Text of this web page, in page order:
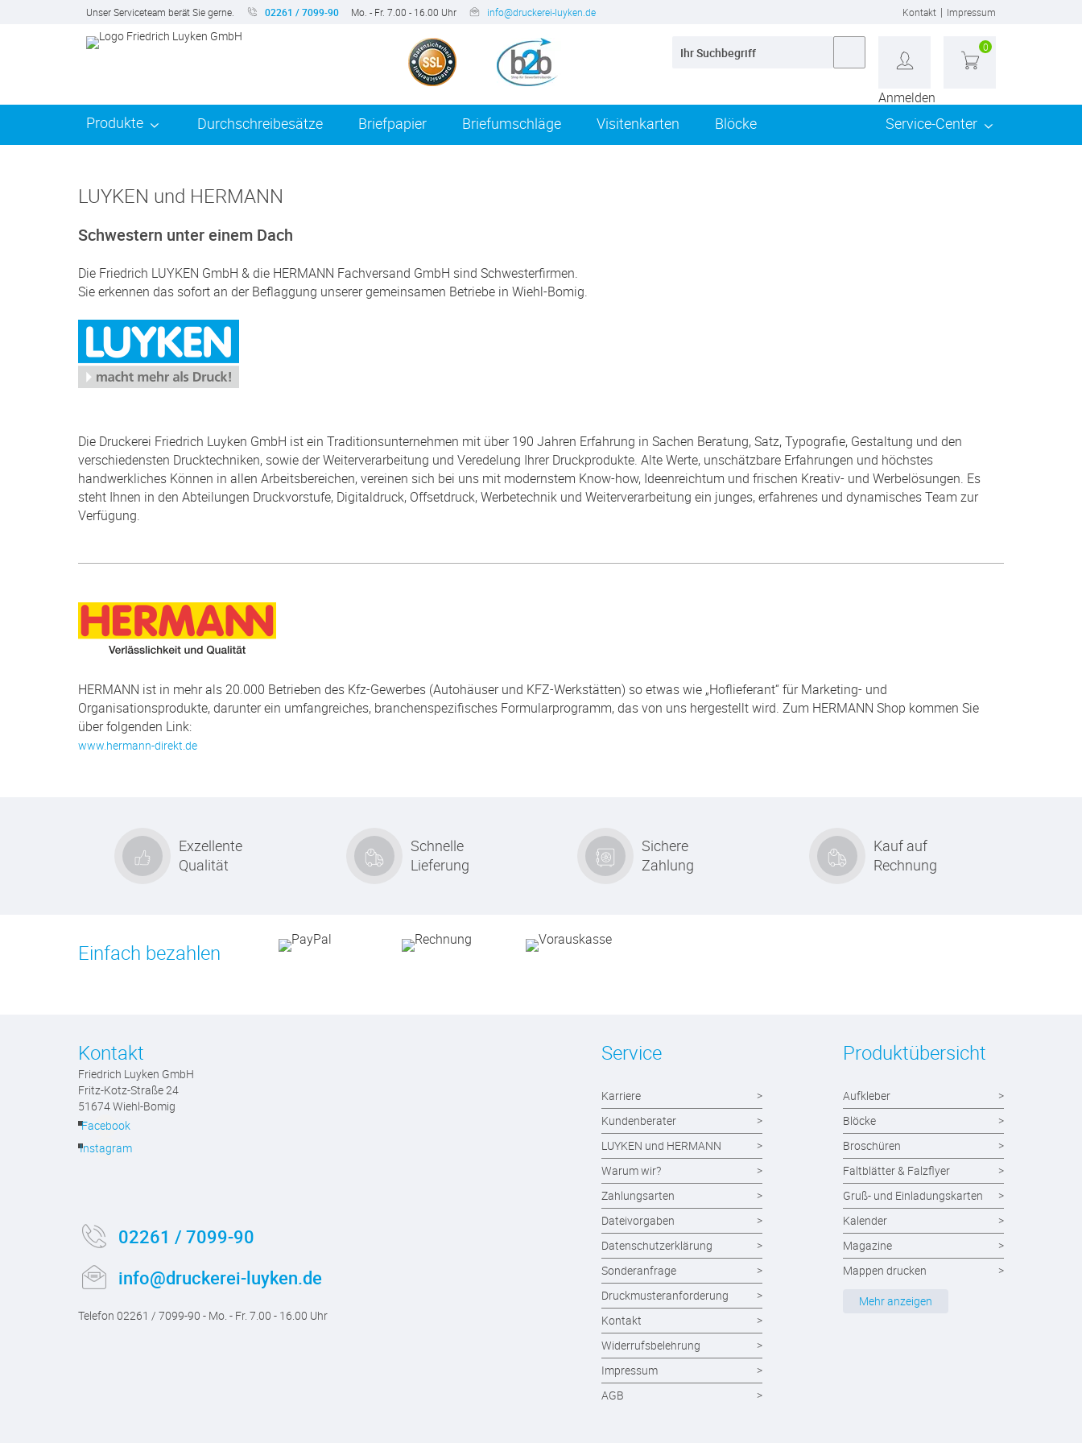
Unser Serviceteam berät Sie gerne. 02261 / 7099-90 Mo. - Fr. 7.00 - 16.00 Uhr info@druckerei-luyken.de Kontakt | Impressum
Anmelden
0
Produkte Durchschreibesätze Briefpapier Briefumschläge Visitenkarten Blöcke Service-Center
LUYKEN und HERMANN
Schwestern unter einem Dach
Die Friedrich LUYKEN GmbH & die HERMANN Fachversand GmbH sind Schwesterfirmen.
Sie erkennen das sofort an der Beflaggung unserer gemeinsamen Betriebe in Wiehl-Bomig.
Die Druckerei Friedrich Luyken GmbH ist ein Traditionsunternehmen mit über 190 Jahren Erfahrung in Sachen Beratung, Satz, Typografie, Gestaltung und den
verschiedensten Drucktechniken, sowie der Weiterverarbeitung und Veredelung Ihrer Druckprodukte. Alte Werte, unschätzbare Erfahrungen und höchstes
handwerkliches Können in allen Arbeitsbereichen, vereinen sich bei uns mit modernstem Know-how, Ideenreichtum und frischen Kreativ- und Werbelösungen. Es
steht Ihnen in den Abteilungen Druckvorstufe, Digitaldruck, Offsetdruck, Werbetechnik und Weiterverarbeitung ein junges, erfahrenes und dynamisches Team zur
Verfügung.
HERMANN ist in mehr als 20.000 Betrieben des Kfz-Gewerbes (Autohäuser und KFZ-Werkstätten) so etwas wie „Hoflieferant“ für Marketing- und
Organisationsprodukte, darunter ein umfangreiches, branchenspezifisches Formularprogramm, das von uns hergestellt wird. Zum HERMANN Shop kommen Sie
über folgenden Link:
www.hermann-direkt.de
Exzellente
Qualität
Schnelle
Lieferung
Sichere
Zahlung
Kauf auf
Rechnung
Einfach bezahlen
Kontakt
Friedrich Luyken GmbH
Fritz-Kotz-Straße 24
51674 Wiehl-Bomig
Facebook
Instagram
02261 / 7099-90
info@druckerei-luyken.de
Telefon 02261 / 7099-90 - Mo. - Fr. 7.00 - 16.00 Uhr
Produktübersicht
Aufkleber
Blöcke
Broschüren
Faltblätter & Falzflyer
Gruß- und Einladungskarten
Kalender
Magazine
Mappen drucken
Notizblöcke
Mehr anzeigen
Service
Karriere
Kundenberater
LUYKEN und HERMANN
Warum wir?
Zahlungsarten
Dateivorgaben
Datenschutzerklärung
Sonderanfrage
Druckmusteranforderung
Kontakt
Widerrufsbelehrung
Impressum
AGB